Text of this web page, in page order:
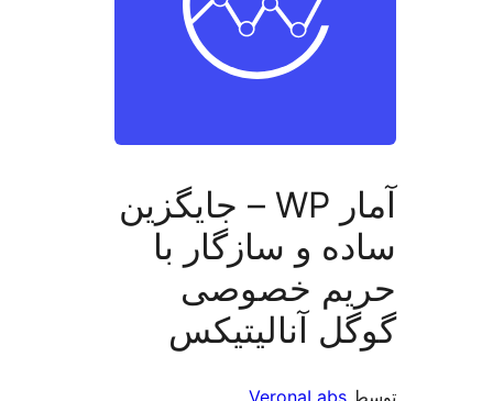
آمار WP – جایگزین
و سازگار با
خصوصی
آنالیتیکس